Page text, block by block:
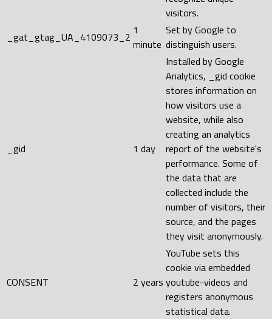
visitors.
_gat_gtag_UA_4109073_2 1
minute
Set by Google to
distinguish users.
_gid 1 day
Installed by Google
Analytics, _gid cookie
stores information on
how visitors use a
website, while also
creating an analytics
report of the website's
performance. Some of
the data that are
collected include the
number of visitors, their
source, and the pages
they visit anonymously.
CONSENT 2 years
YouTube sets this
cookie via embedded
youtube-videos and
registers anonymous
statistical data.